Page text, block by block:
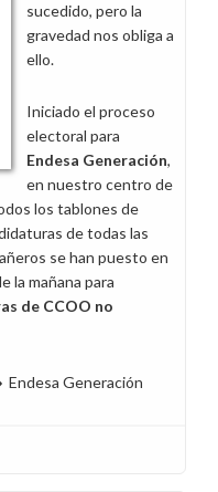
sucedido, pero la
gravedad nos obliga a
ello.
Iniciado el proceso
electoral para
Endesa Generación,
en nuestro centro de
los tablones de
de todas las
se han puesto en
la mañana para
de CCOO no
Endesa Generación